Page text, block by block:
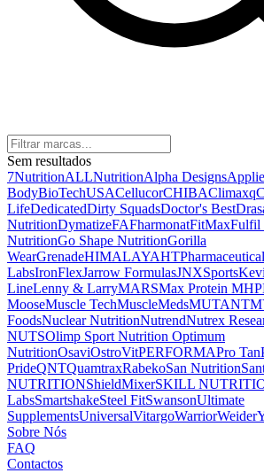
Sem resultados
7NutritionALLNutritionAlpha Designs
BodyBioTechUSACellucorCHIBAClimaxq
LifeDedicatedDirty SquadsDoctor's Best
NutritionDymatizeFAFharmonatFitMaxFulfil
NutritionGo Shape NutritionGorilla
WearGrenadeHIMALAYA
LabsIronFlexJarrow FormulasJNXSports
LineLenny & LarryMARSMax Protein MHP
MooseMuscle TechMuscleMedsMUTANT
FoodsNuclear NutritionNutrendNutrex
NUTSOlimp Sport Nutrition Optimum
NutritionOsaviOstroVitPERFORMAPro Tan
PrideQNTQuamtraxRabekoSan Nutrition
NUTRITIONShieldMixerSKILL
LabsSmartshakeSteel FitSwansonUltimate
SupplementsUniversalVitargoWarriorWeider
Sobre Nós
FAQ
Contactos